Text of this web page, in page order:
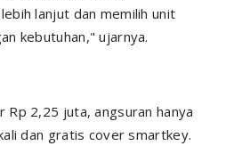
lanjut dan memilih unit
kebutuhan," ujarnya.
Rp 2,25 juta, angsuran hanya
dan gratis cover smartkey.